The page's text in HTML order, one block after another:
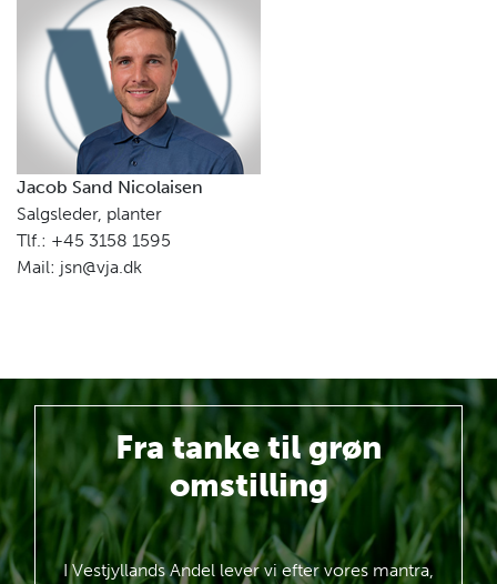
Jacob Sand Nicolaisen
Salgsleder, planter
Tlf.: +45 3158 1595
Mail: jsn@vja.dk
Fra tanketil grøn
omstilling
I Vestjyllands Andel lever vi efter vores mantra,